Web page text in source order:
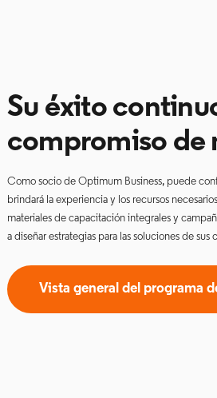
Su éxito
compromiso de
Como socio de Optimum Business​​​​​​​, puede
brindará la experiencia y los recursos
materiales de capacitación integrales y
a diseñar estrategias para las soluciones de
Vista general del programa